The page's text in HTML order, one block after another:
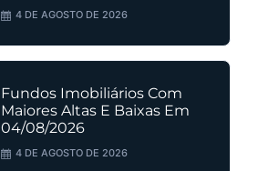
4 DE AGOSTO DE 2026
Fundos Imobiliários Com
Maiores Altas E Baixas Em
04/08/2026
4 DE AGOSTO DE 2026